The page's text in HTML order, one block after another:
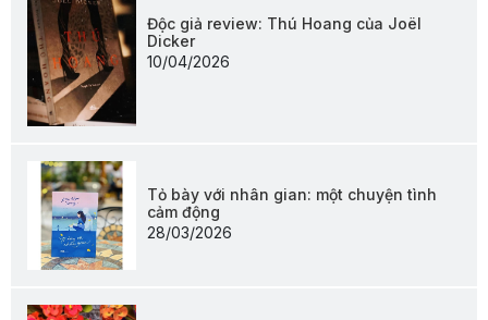
Độc giả review: Thú Hoang của Joël
Dicker
10/04/2026
Tỏ bày với nhân gian: một chuyện tình
cảm động
28/03/2026